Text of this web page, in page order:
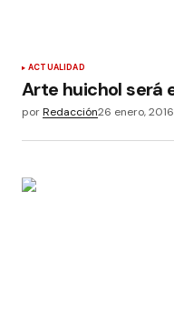
ACTUALIDAD
Arte huichol será
porRedacción26 enero, 2016